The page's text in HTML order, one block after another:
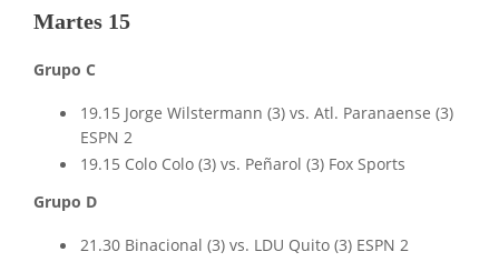
Martes 15
Grupo C
19.15 Jorge Wilstermann (3) vs. Atl. Paranaense (3)
ESPN 2
19.15 Colo Colo (3) vs. Peñarol (3) Fox Sports
Grupo D
21.30 Binacional (3) vs. LDU Quito (3) ESPN 2